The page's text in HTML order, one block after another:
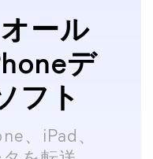
オール
デ
フト
、iPad、